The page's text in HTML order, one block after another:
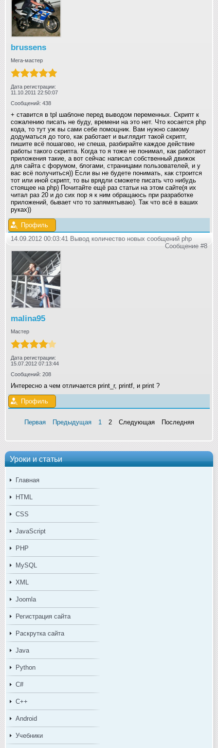
Уроки и статьи
Главная
HTML
CSS
JavaScript
PHP
MySQL
XML
Joomla
Регистрация сайта
Раскрутка сайта
Java
Python
C#
C++
Android
Учебники
brussens
Мега-мастер
Дата регистрации:
11.10.2011 22:50:07
Сообщений: 438
+ ставится в tpl шаблоне перед выводом переменных. Скрипт к
сожалению писать не буду, времени на это нет. Что косается php
кода, то тут уж вы сами себе помощник. Вам нужно самому
додуматься до того, как работает и выглядит такой скрипт,
пишите всё пошагово, не спеша, разбирайте каждое действие
работы такого скрипта. Когда то я тоже не понимал, как работают
приложения такие, а вот сейчас написал собственный движок
для сайта с форумом, блогами, страницами пользователей, и у
вас всё получиться)) Если вы не будете понимать, как строится
тот или иной скрипт, то вы врядли сможете писать что нибудь
стоящее на php) Почитайте ещё раз статьи на этом сайте(я их
читал раз 20 и до сих пор я к ним обращаюсь при разработке
приложений, бывает что то запямятываю). Так что всё в ваших
руках))
Профиль
14.09.2012 00:03:41 Вывод количество новых сообщений php
Сообщение #8
malina95
Мастер
Дата регистрации:
15.07.2012 07:13:44
Сообщений: 208
Интересно а чем отличается print_r, printf, и print ?
Профиль
Первая Предыдущая 1 2 Следующая Последняя